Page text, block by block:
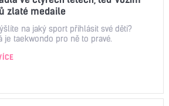
zlaté medaile
na jaký sport přihlásit své děti?
je taekwondo pro ně to pravé.